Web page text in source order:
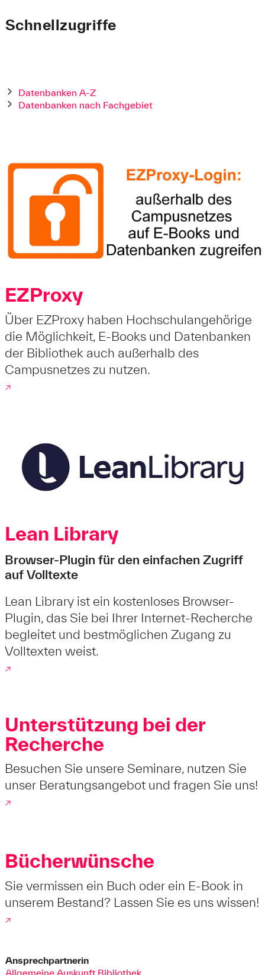
Schnellzugriffe
Datenbanken A-Z
Datenbanken nach Fachgebiet
EZProxy
Über EZProxy haben Hochschulangehörige
die Möglichkeit, E-Books und Datenbanken
der Bibliothek auch außerhalb des
Campusnetzes zu nutzen.
↗
Lean Library
Browser-Plugin für den einfachen Zugriff
auf Volltexte
Lean Library ist ein kostenloses Browser-
Plugin, das Sie bei Ihrer Internet-Recherche
begleitet und bestmöglichen Zugang zu
Volltexten weist.
↗
Unterstützung bei der
Recherche
Besuchen Sie unsere Seminare, nutzen Sie
unser Beratungsangebot und fragen Sie uns!
↗
Bücherwünsche
Sie vermissen ein Buch oder ein E-Book in
unserem Bestand? Lassen Sie es uns wissen!
↗
Ansprechpartnerin
Allgemeine Auskunft Bibliothek